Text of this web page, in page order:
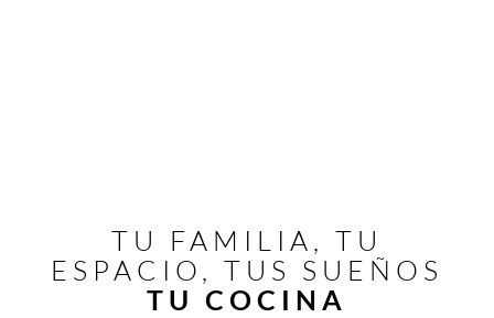
TU FAMILIA, TU
ESPACIO, TUS SUEÑOS
TU COCINA